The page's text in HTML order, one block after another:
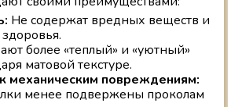
Не содержат вредных веществ и
более «теплый» и «уютный»
матовой текстуре.
механическим повреждениям:
менее подвержены проколам